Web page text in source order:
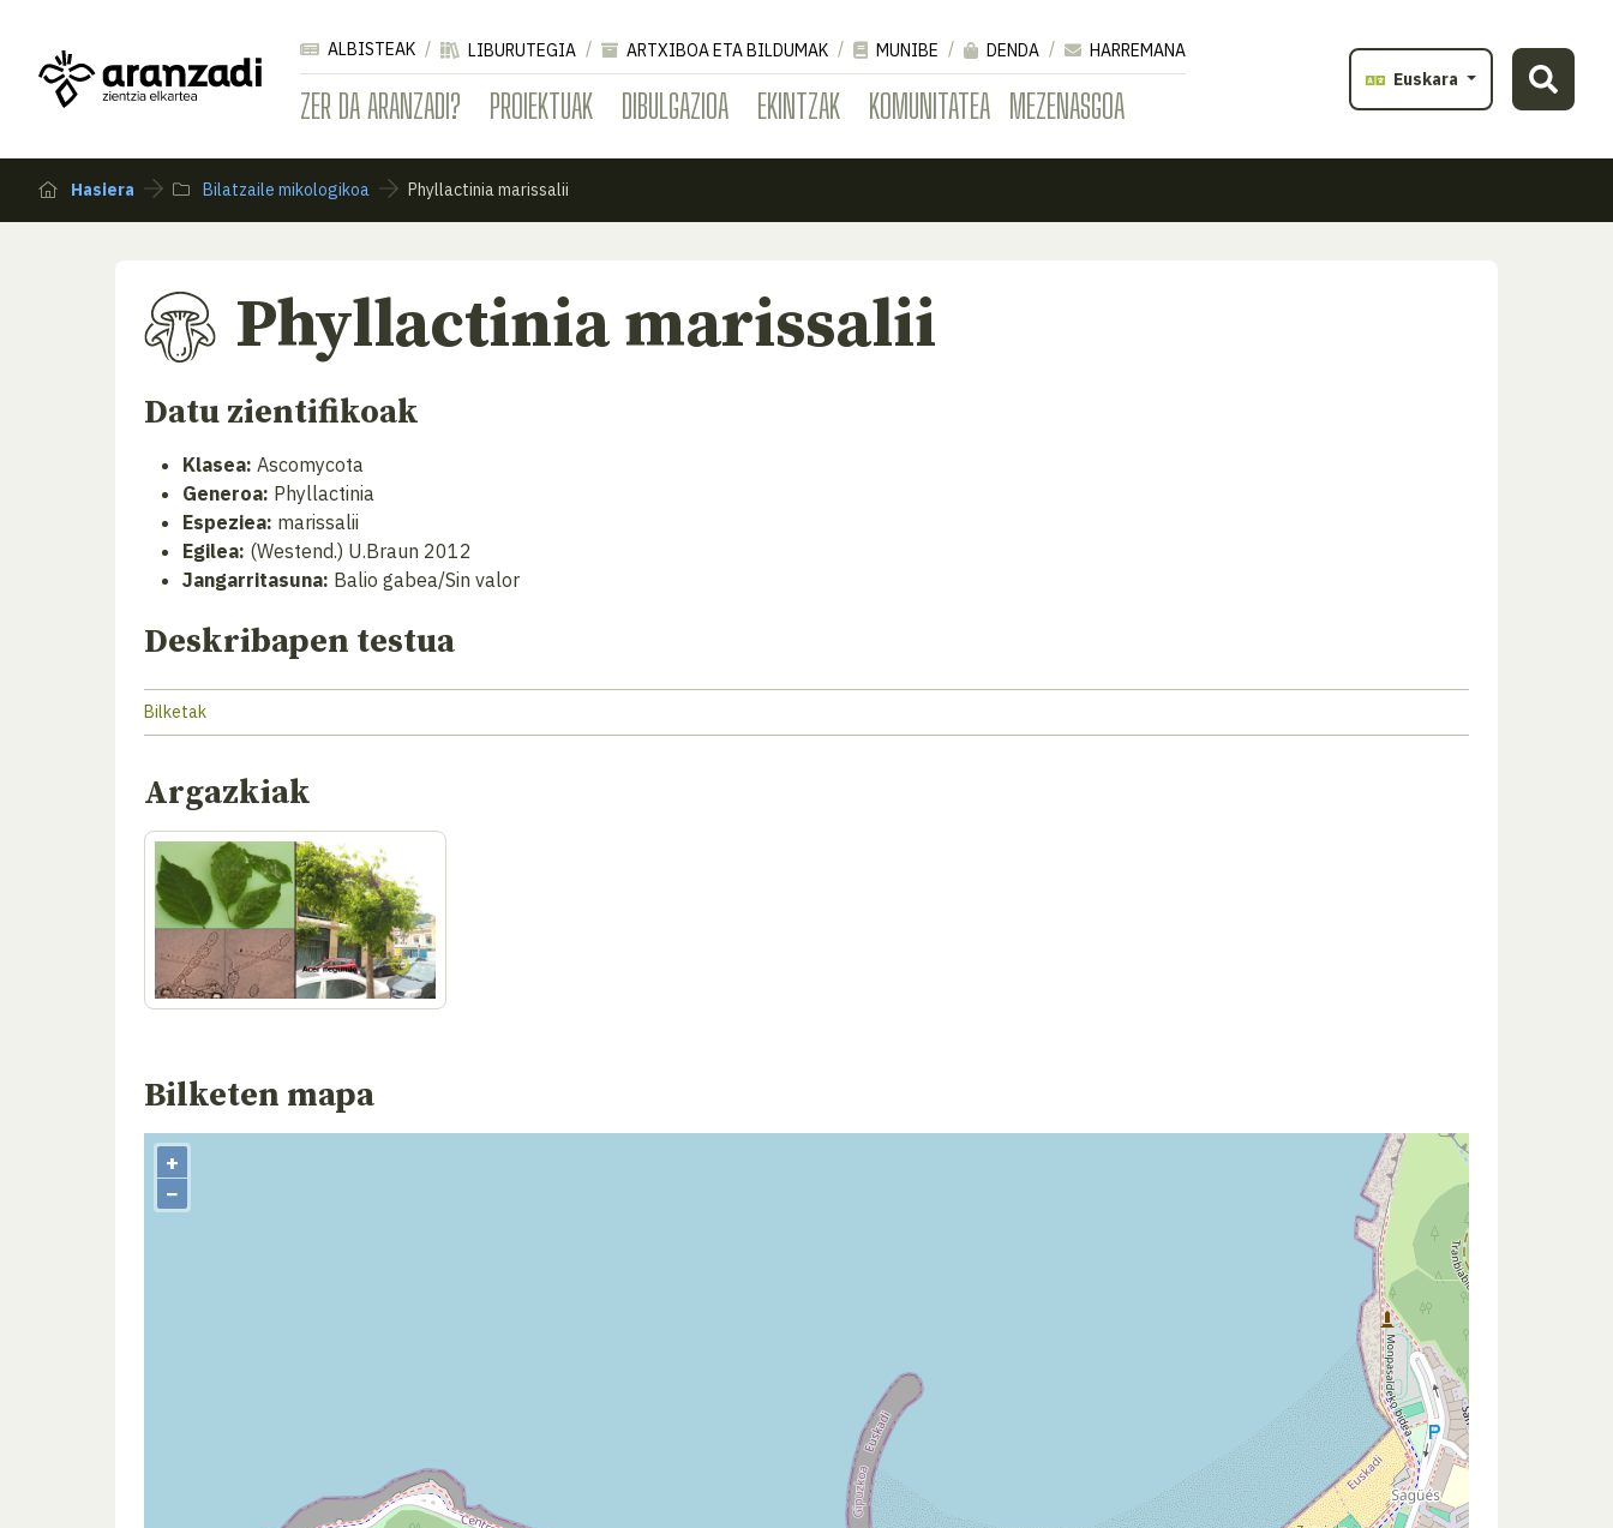
ZER DA ARANZADI? PROIEKTUAK DIBULGAZIOA EKINTZAK KOMUNITATEA MEZENASGOA
ALBISTEAK LIBURUTEGIA ARTXIBOA ETA BILDUMAK MUNIBE DENDA
HARREMANA
Euskara
Hasiera Bilatzaile mikologikoa Phyllactinia marissalii
Phyllactinia marissalii
Datu zientifikoak
Klasea: Ascomycota
Generoa: Phyllactinia
Espeziea: marissalii
Egilea: (Westend.) U.Braun 2012
Jangarritasuna: Balio gabea/Sin valor
Deskribapen testua
Bilketak
Argazkiak
Bilketen mapa
+
−